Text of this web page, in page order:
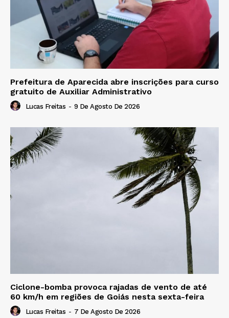
Prefeitura de Aparecida abre inscrições para curso
gratuito de Auxiliar Administrativo
Lucas Freitas - 9 De Agosto De 2026
Ciclone-bomba provoca rajadas de vento de até
60 km/h em regiões de Goiás nesta sexta-feira
Lucas Freitas - 7 De Agosto De 2026